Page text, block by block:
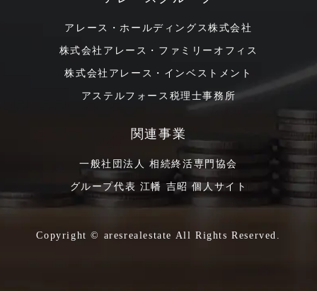
アレース・ホールディングス株式会社
株式会社アレース・ファミリーオフィス
株式会社アレース・インベストメント
アステルフォース税理士事務所
関連事業
一般社団法人 相続終活専門協会
グループ代表 江幡 吉昭 個人サイト
Copyright © aresrealestate All Rights Reserved.